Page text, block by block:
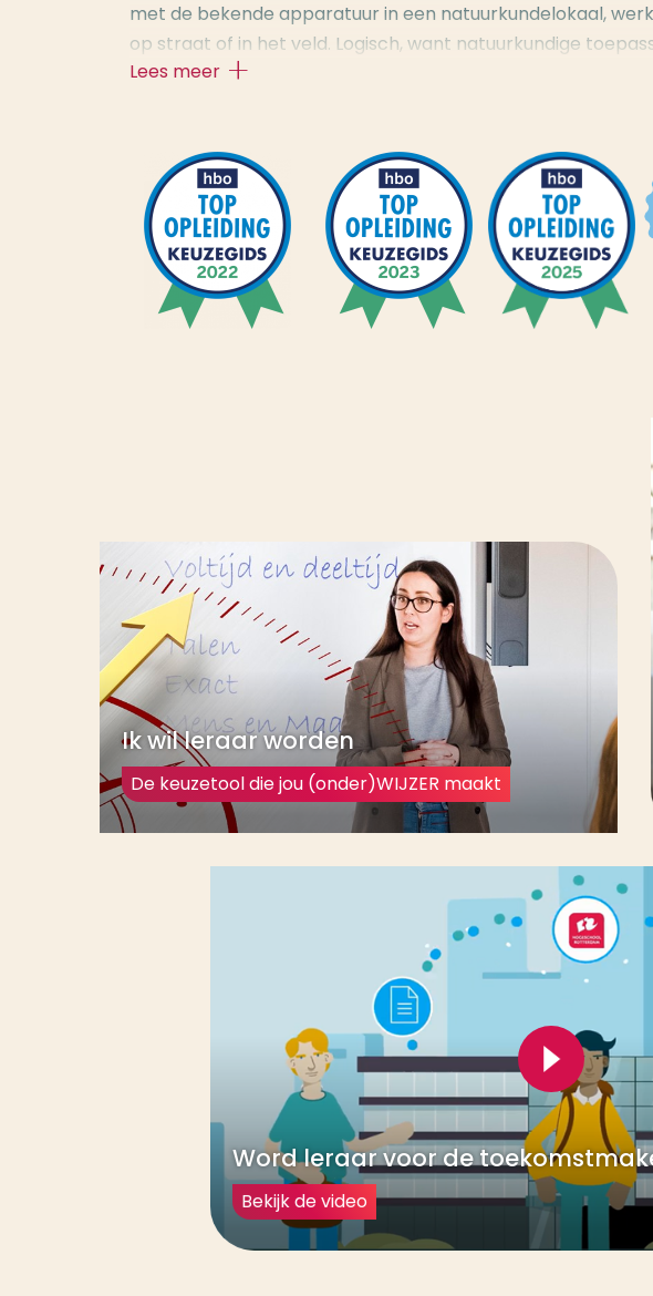
met de bekende apparatuur in een natuurkundelokaal,
op straat of in het veld. Logisch, want natuurkundige
Denk maar aan je smartphone en diverse
Natuurkunde is een leuke, maar pittige studie. We
hebt afgerond. Heb je ook wiskunde B? Dan is dat een
Lees meer
Ik wil leraar worden
De keuzetool die jou (onder)WIJZER maakt
Word leraar voor de
Bekijk de video